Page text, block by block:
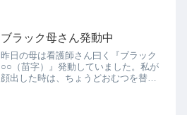
た！！305ドル⇒43,139円...
ブラック母さん発動中
昨日の母は看護師さん曰く『ブラック
○○（苗字）』発動していました。私が
顔出した時は、ちょうどおむつを替え